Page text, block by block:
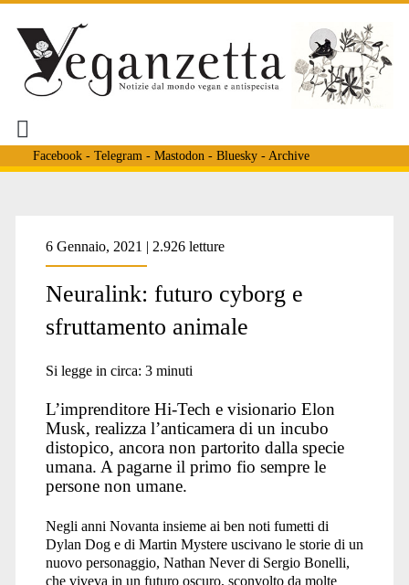
Facebook- Telegram - Mastodon - Bluesky- Archive
<span>cyborg
vivisezione</span>
6 Gennaio, 2021 | 2.926 letture
Neuralink: futuro cyborg e
sfruttamento animale
Si legge in circa: 3 minuti
L’imprenditore Hi-Tech e visionario Elon
Musk, realizza l’anticamera di un incubo
distopico, ancora non partorito dalla specie
umana. A pagarne il primo fio sempre le
persone non umane.
Negli anni Novanta insieme ai ben noti fumetti di
Dylan Dog e di Martin Mystere uscivano le storie di un
nuovo personaggio, Nathan Never di Sergio Bonelli,
che viveva in un futuro oscuro, sconvolto da molte